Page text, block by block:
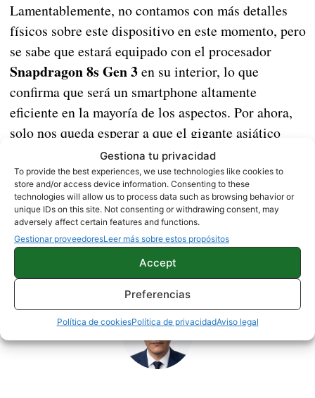
Gestiona tu privacidad
To provide the best experiences, we use technologies like cookies to
store and/or access device information. Consenting to these
technologies will allow us to process data such as browsing behavior or
unique IDs on this site. Not consenting or withdrawing consent, may
adversely affect certain features and functions.
Gestionar proveedoresLeer más sobre estos propósitos
Accept
Preferencias
Política de cookiesPolítica de privacidadAviso legal
Lamentablemente, no contamos con más detalles
físicos sobre este dispositivo en este momento, pero
se sabe que estará equipado con el procesador
Snapdragon 8s Gen 3en su interior, lo que
confirma que será un smartphone altamente
eficiente en la mayoría de los aspectos. Por ahora,
solo nos queda esperar a que el gigante asiático
revele todos los detalles de forma oficial.
XIAOMI